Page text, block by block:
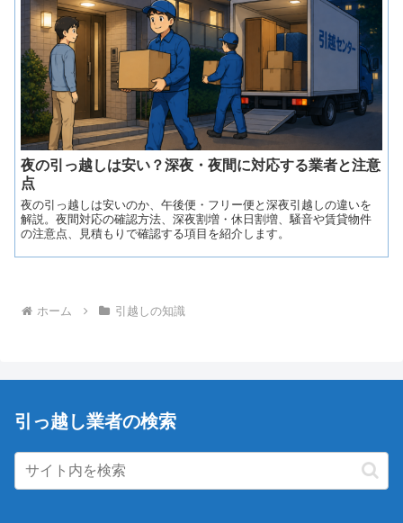
夜の引っ越しは安い？深夜・夜間に対応する業者と注意
点
夜の引っ越しは安いのか、午後便・フリー便と深夜引越しの違いを
解説。夜間対応の確認方法、深夜割増・休日割増、騒音や賃貸物件
の注意点、見積もりで確認する項目を紹介します。
ホーム 引越しの知識
引っ越し業者の検索